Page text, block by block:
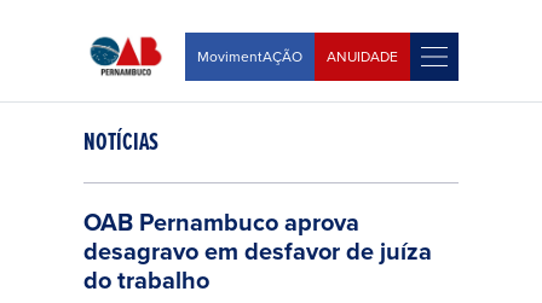
MovimentAÇÃO ANUIDADE
NOTÍCIAS
OAB Pernambuco aprova
desagravo em desfavor de juíza
do trabalho